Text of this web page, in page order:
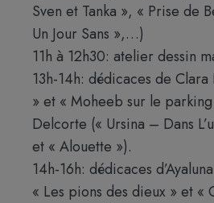
Sven et Tanka », « Prise de
Un Jour Sans »,…)
11h à 12h30: atelier dessin
13h-14h: dédicaces de
» et « Moheeb sur le
Delcorte (« Ursina – Dans
et « Alouette »).
14h-16h: dédicaces
« Les pions des dieux » et «